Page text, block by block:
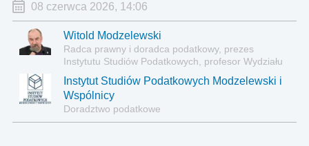
08 czerwca 2026, 14:06
Witold Modzelewski
Radca prawny i doradca podatkowy, prezes
Instytutu Studiów Podatkowych, profesor Wydziału
Prawa i Administracji Uniwersytetu Warszawskiego.
Jeden z najwybitniejszych specjalistów w zakresie
podatków i prawa podatkowego.
Instytut Studiów Podatkowych Modzelewski i
Wspólnicy
Doradztwo podatkowe